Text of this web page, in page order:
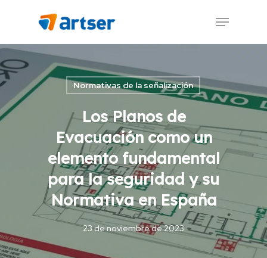
content
Menu
Normativas de la señalización
Los Planos de
Evacuación como un
elemento fundamental
para la seguridad y su
Normativa en España
23 de noviembre de 2023